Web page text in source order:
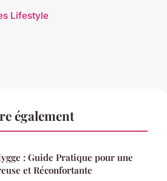
Lifestyle
également
: Guide Pratique pour une
et Réconfortante